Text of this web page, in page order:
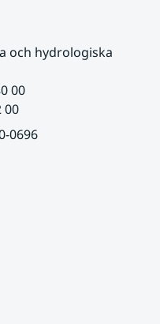
och hydrologiska
00
00
0696